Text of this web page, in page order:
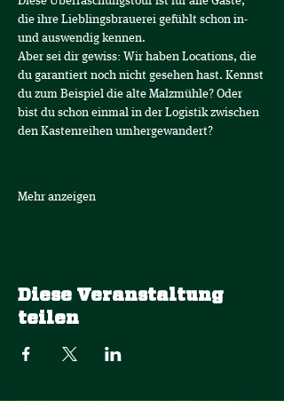
die ihre Lieblingsbrauerei gefühlt schon in-
und auswendig kennen.
Aber sei dir gewiss: Wir haben Locations, die
du garantiert noch nicht gesehen hast. Kennst
du zum Beispiel die alte Malzmühle? Oder
bist du schon einmal in der Logistik zwischen
den Kastenreihen umhergewandert?
Mehr anzeigen
Diese Veranstaltung
teilen